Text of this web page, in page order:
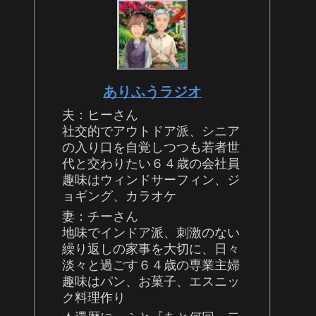
ありふうラジオ
夫：ヒーさん
社交的でアウトドア派、シニア
の入り口を自覚しつつも若者世
代と交わりたい６４歳の会社員
趣味はウィンドサーフィン、ジ
ョギング、カラオケ
妻：チーさん
地味でインドア派、刺激のない
繰り返しの家事を大切に、日々
淡々と過ごす６４歳の専業主婦
趣味はパン、お菓子、エスニッ
ク料理作り